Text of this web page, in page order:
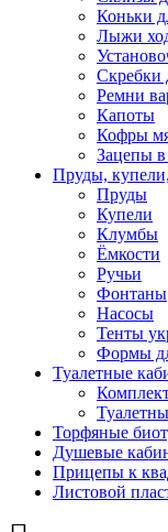
Коньки
Лыжи
Скребки
Ремни
Капоты
Кофры
Зацепы в
Пруды,
Пруды
Купели
Клумбы
Ёмкости
Ручьи
Фонтаны
Насосы
Тенты
Формы
Туалетные
Торфяные
Душевые
Прицепы к
Листовой